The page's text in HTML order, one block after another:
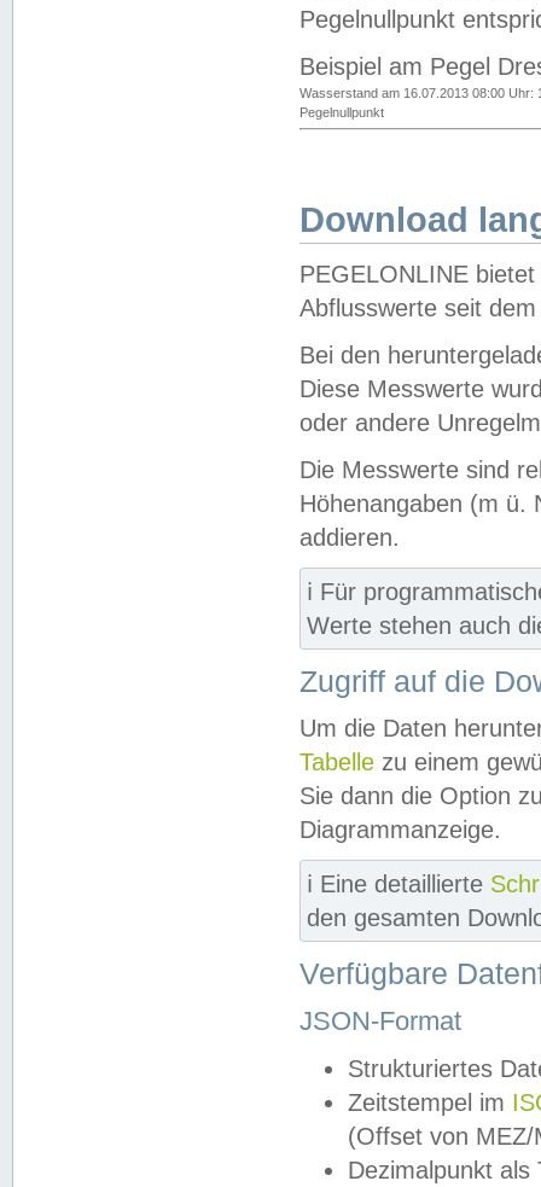
Pegelnullpunkt
Beispiel am Pegel
Wasserstand am 16.07.2013 08:00 Uhr:
Pegelnullpunkt
Download
PEGELONLINE
Abflusswerte seit
Bei den
Diese Messwerte
oder andere
Die Messwerte sind
Höhenangaben (m ü.
addieren.
ℹ️ Für
Werte stehen auch
Zugriff auf die
Um die Daten
Tabelle zu einem
Sie dann die Option
Diagrammanzeige.
ℹ️ Eine detaillierte
den gesamten
Verfügbare
JSON-Format
Strukturiertes
Zeitstempel im
(Offset von MEZ/
Dezimalpunkt als